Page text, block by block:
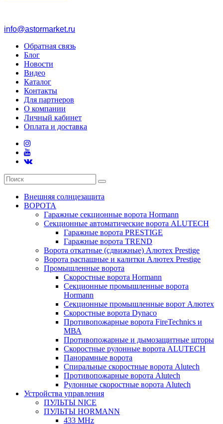
info@astormarket.ru
Обратная связь
Блог
Новости
Видео
Каталог
Контакты
Для партнеров
О компании
Личный кабинет
Оплата и доставка
Внешняя солнцезащита
ВОРОТА
Гаражные секционные ворота Hormann
Секционные автоматические ворота ALUTECH
Гаражные ворота PRESTIGE
Гаражные ворота TREND
Ворота откатные (сдвижные) Алютех Prestige
Ворота распашные и калитки Алютех Prestige
Промышленные ворота
Скоростные ворота Hormann
Секционные промышленные ворота
Hormann
Секционные промышленные ворот Алютех
Скоростные ворота Dynaco
Противопожарные ворота FireTechnics и
МВА
Противопожарные и дымозащитные шторы
Скоростные рулонные ворота ALUTECH
Панорамные ворота
Спиральные скоростные ворота Alutech
Противопожарные ворота Alutech
Рулонные скоростные ворота Alutech
Устройства управления
ПУЛЬТЫ NICE
ПУЛЬТЫ HORMANN
433 MHz